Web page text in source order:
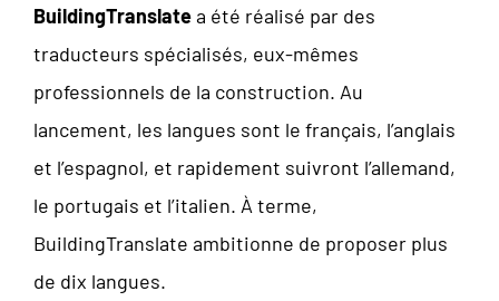
BuildingTranslatea été réalisé par des
traducteurs spécialisés, eux-mêmes
professionnels de la construction. Au
lancement, les langues sont le français, l’anglais
et l’espagnol, et rapidement suivront l’allemand,
le portugais et l’italien. À terme,
BuildingTranslate ambitionne de proposer plus
de dix langues.